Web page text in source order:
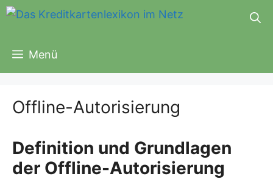
Zum
Inhalt
Menü
Offline-Autorisierung
Definition und Grundlagen
der Offline-Autorisierung